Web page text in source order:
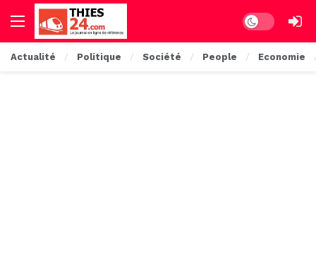
Dark mode
Actualité Politique Société People Economie